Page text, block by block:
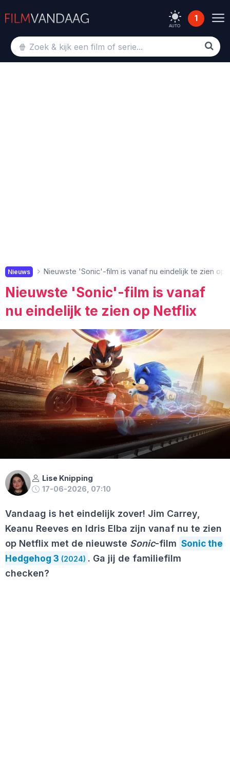
AUTO
1
Nieuws Nieuwste 'Sonic'-film is vanaf nu eindelijk te zien op
Nieuwste 'Sonic'-film is vanaf
nu eindelijk te zien op Netflix
Lise Knipping
17-06-2026, 07:10
Vandaag is het eindelijk zover! Jim Carrey,
Keanu Reeves en Idris Elba zijn vanaf nu te zien
op Netflix met de nieuwste Sonic-film Sonic the
Hedgehog 3 (2024) . Ga jij de familiefilm
checken?